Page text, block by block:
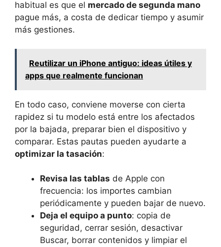
habitual es que el mercado de segunda mano
pague más, a costa de dedicar tiempo y asumir
más gestiones.
Reutilizar un iPhone antiguo: ideas útiles y
apps que realmente funcionan
En todo caso, conviene moverse con cierta
rapidez si tu modelo está entre los afectados
por la bajada, preparar bien el dispositivo y
comparar. Estas pautas pueden ayudarte a
optimizar la tasación:
Revisa las tablas de Apple con
frecuencia: los importes cambian
periódicamente y pueden bajar de nuevo.
Deja el equipo a punto: copia de
seguridad, cerrar sesión, desactivar
Buscar, borrar contenidos y limpiar el